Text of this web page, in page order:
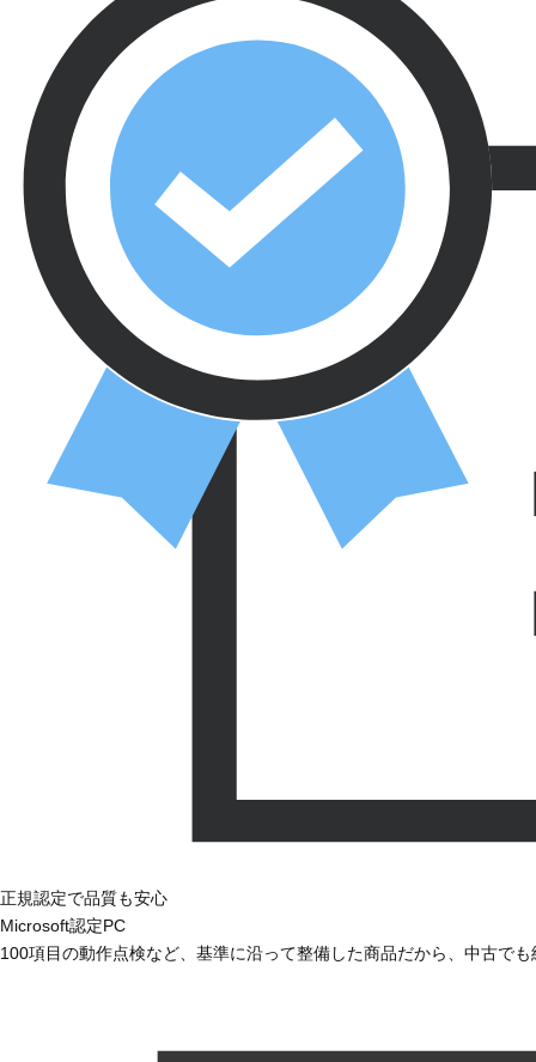
正規認定で品質も安心
Microsoft認定PC
100項目の動作点検など、基準に沿って整備した商品だから、中古で